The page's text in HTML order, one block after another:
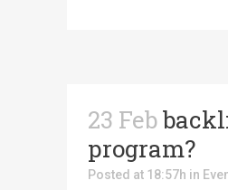
23 Feb
program?
Posted at 18:57h in